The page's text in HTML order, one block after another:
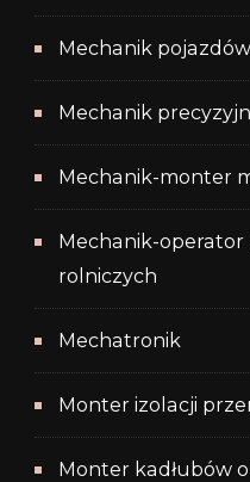
Mechanik
Mechanik
Mechanik-monter
Mechanik-operator
rolniczych
Mechatronik
Monter izolacji
Monter kadłubów